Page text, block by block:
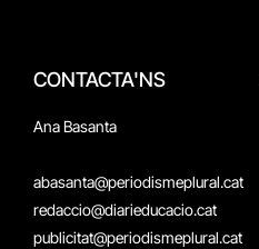
CONTACTA'NS
Ana Basanta
abasanta@periodismeplural.cat
redaccio@diarieducacio.cat
publicitat@periodismeplural.cat